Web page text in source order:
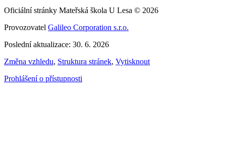
Oficiální stránky Mateřská škola U Lesa © 2026
Provozovatel Galileo Corporation s.r.o.
Poslední aktualizace: 30. 6. 2026
Změna vzhledu, Struktura stránek, Vytisknout
Prohlášení o přístupnosti